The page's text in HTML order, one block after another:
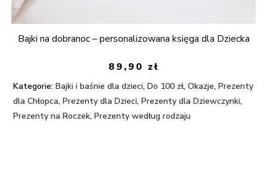
Bajki na dobranoc – personalizowana księga dla Dziecka
89,90 zł
Kategorie: Bajki i baśnie dla dzieci,Do 100 zł,Okazje,Prezenty
dla Chłopca,Prezenty dla Dzieci,Prezenty dla Dziewczynki,
Prezenty na Roczek,Prezenty według rodzaju